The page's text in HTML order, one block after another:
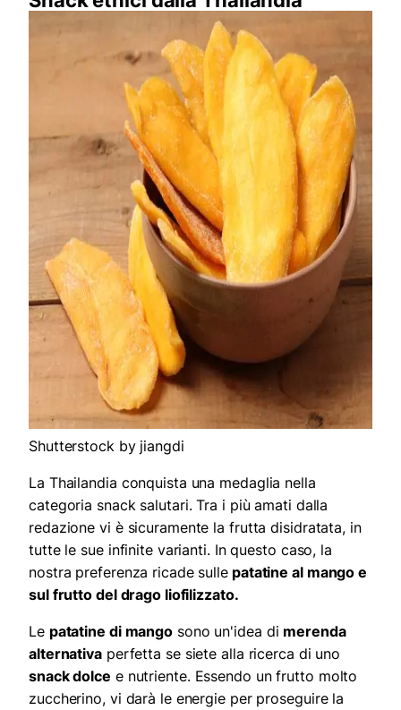
Shutterstock by jiangdi
La Thailandia conquista una medaglia nella
categoria snack salutari. Tra i più amati dalla
redazione vi è sicuramente la frutta disidratata, in
tutte le sue infinite varianti. In questo caso, la
nostra preferenza ricade sulle patatine al mango e
sul frutto del drago liofilizzato.
Le patatine di mango sono un'idea di merenda
alternativaperfetta se siete alla ricerca di uno
snack dolce e nutriente. Essendo un frutto molto
zuccherino, vi darà le energie per proseguire la